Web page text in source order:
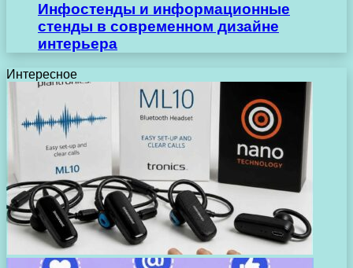
Инфостенды и информационные
стенды в современном дизайне
интерьера
Интересное